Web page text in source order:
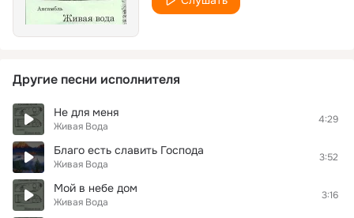
Другие песни исполнителя
Не для меня
Живая Вода
4:29
Благо есть славить Господа
Живая Вода
3:52
Мой в небе дом
Живая Вода
3:16